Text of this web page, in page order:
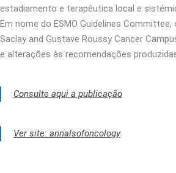
estadiamento e terapêutica local e
Em nome do ESMO Guidelines
Saclay and Gustave Roussy Cancer
e alterações às recomendações
Consulte aqui a publicação
Ver site: annalsofoncology